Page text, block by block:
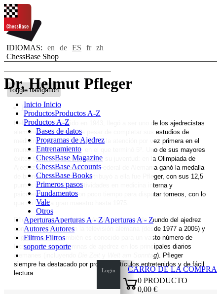
IDIOMAS: en de ES fr zh
ChessBase Shop
Toggle navigation
Inicio Inicio
ProductosProductos A-Z
Productos A-Z
Bases de datos
Programas de Ajedrez
Entrenamiento
ChessBase Magazine
ChessBase Accounts
ChessBase Books
Primeros pasos
Fundamentos
Vale
Otros
AperturasAperturas A - Z Aperturas A - Z
Autores Autores
Filtros Filtros
soporte soporte
Login
CARRO DE LA COMPRA
0 PRODUCTO
0,00 €
Dr. Helmut Pfleger
Bio
Helmut Pfleger, nacido en 1943, llegó a ser uno de los ajedrecistas
alemanes más fuertes, a pesar de completar sus estudios de
medicina y su doctorado. Atrajo la atención por vez primera en el
mundial juvenil de 1961, en el que terminó 5º. Uno de sus mayores
éxitos también sucedió durante su juventud: en la Olimpiada de
Ajedrez de 1964 la República Federal de Alemania ganó la medalla
de bronce y el que más contribuyó a ella fue Pfleger, con sus 12,5
puntos sobre 15. Sus actividades en medicina interna y
psicoterapeuta le dejaron poco tiempo para disputar torneos, con lo
que no llegó a gran maestro hasta 1975.
Pfleger se hizo conocido más allá del reducido mundo del ajedrez
con sus programas en la televisión alemana (desde 1977 a 2005) y
el gran maestro también es conocido para un vasto número de
lectores de sus columnas de ajedrez en los principales diarios
alemanes (incluyendo
Welt am Sonntag). Pfleger
siempre ha destacado por producir artículos entretenidos y de fácil
lectura.